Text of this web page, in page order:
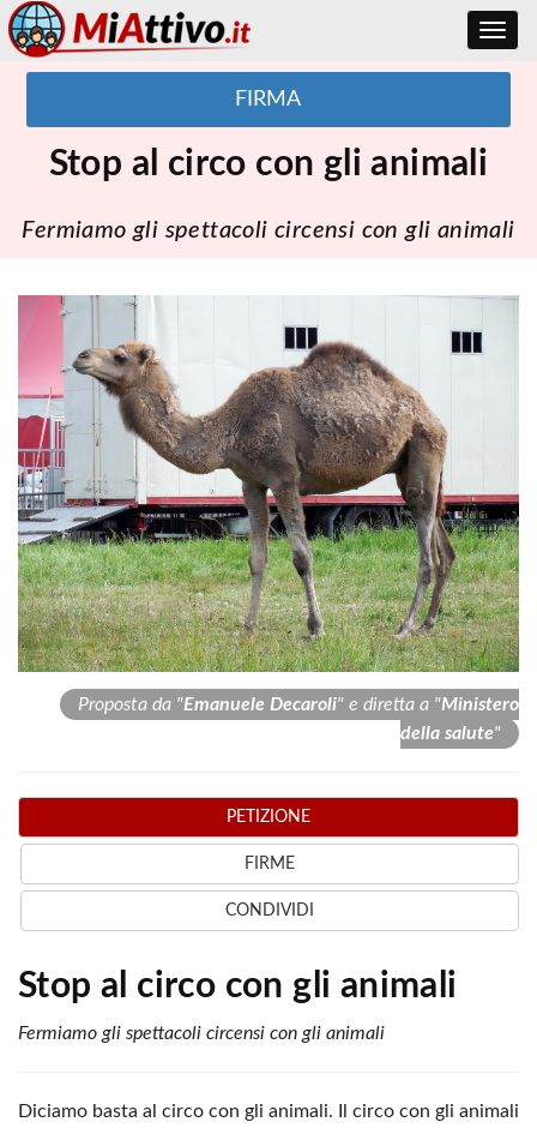
Toggle
Stop al circo con gli animali
Fermiamo gli spettacoli circensi con gli animali
FIRMA
Proposta da "Emanuele Decaroli" e diretta a "Ministero
della salute"
PETIZIONE
FIRME
CONDIVIDI
Stop al circo con gli animali
Fermiamo gli spettacoli circensi con gli animali
Diciamo basta al circo con gli animali. Il circo con gli animali